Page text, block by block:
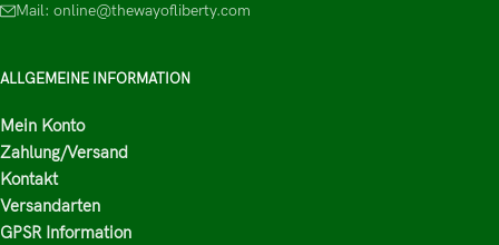
Mail: online@thewayofliberty.com
ALLGEMEINE INFORMATION
Mein Konto
Zahlung/Versand
Kontakt
Versandarten
GPSR Information